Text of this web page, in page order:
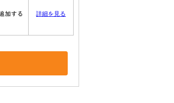
詳細を見る